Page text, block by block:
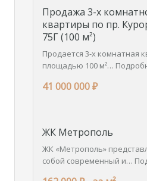
Продажа 3-х
квартиры по пр.
75Г (100 м²)
Продается 3-х комнатная
площадью 100 м²…
41 000 000 ₽
ЖК Метрополь
ЖК «Метрополь»
собой современный и…